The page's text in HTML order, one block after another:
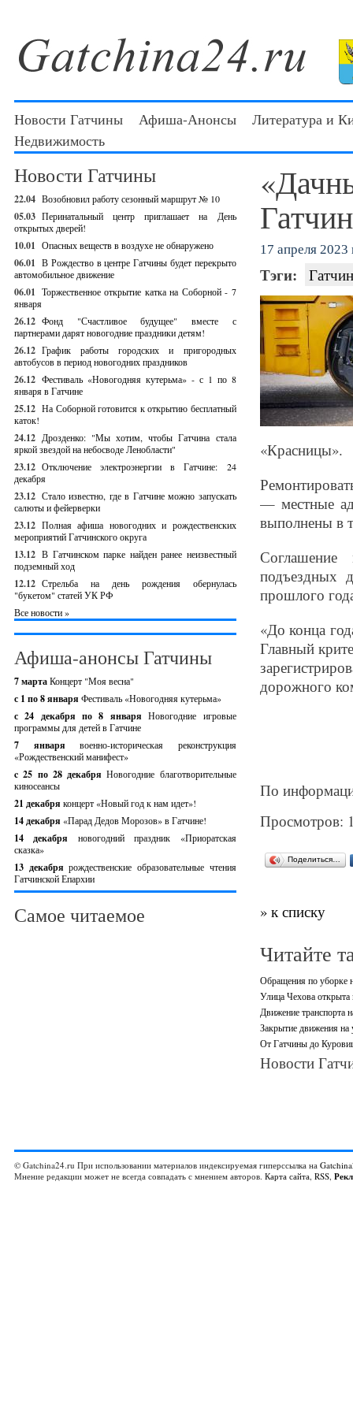
Новости Гатчины Афиша-Анонсы
Литература и
Недвижимость
Новости Гатчины
22.04 Возобновил работу сезонный маршрут № 10
05.03 Перинатальный центр приглашает на День
открытых дверей!
10.01 Опасных веществ в воздухе не обнаружено
06.01 В Рождество в центре Гатчины будет перекрыто
автомобильное движение
06.01 Торжественное открытие катка на Соборной - 7
января
26.12 Фонд "Счастливое будущее" вместе с
партнерами дарят новогодние праздники детям!
26.12 График работы городских и пригородных
автобусов в период новогодних праздников
26.12 Фестиваль «Новогодняя кутерьма» - с 1 по 8
января в Гатчине
25.12 На Соборной готовится к открытию бесплатный
каток!
24.12 Дрозденко: "Мы хотим, чтобы Гатчина стала
яркой звездой на небосводе Ленобласти"
23.12 Отключение электроэнергии в Гатчине: 24
декабря
23.12 Стало известно, где в Гатчине можно запускать
салюты и фейерверки
23.12 Полная афиша новогодних и рождественских
мероприятий Гатчинского округа
13.12 В Гатчинском парке найден ранее неизвестный
подземный ход
12.12 Стрельба на день рождения обернулась
"букетом" статей УК РФ
Все новости »
Афиша-анонсы Гатчины
7 мартаКонцерт "Моя весна"
с 1 по 8 января Фестиваль «Новогодняя кутерьма»
с 24 декабря по 8 январяНовогодние игровые
программы для детей в Гатчине
7 январявоенно-историческая реконструкция
«Рождественский манифест»
c 25 по 28 декабряНовогодние благотворительные
киносеансы
21 декабря концерт «Новый год к нам идет»!
14 декабря «Парад Дедов Морозов» в Гатчине!
14 декабря новогодний праздник «Приоратская
сказка»
13 декабрярождественские образовательные чтения
Гатчинской Епархии
Самое читаемое
17 апреля 2023
Тэги:
«Красницы».
— местные
выполнены в
подъездных
прошлого
«До конца
Главный
дорожного
По
Просмотров:
Поделиться…
» к списку
Читайте
Обращения по уборке
Улица Чехова открыта
Движение транспорта
Закрытие движения
От Гатчины до
Новости
© Gatchina24.ru При использовании материалов индексируемая гиперссылка на
Мнение редакции может не всегда совпадать с мнением авторов. Карта сайта, RSS,